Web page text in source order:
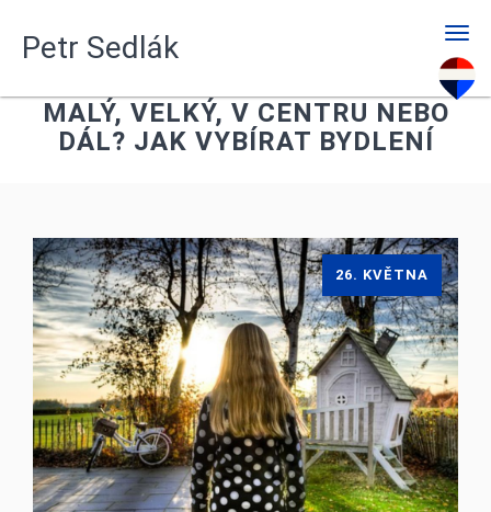
Petr Sedlák
MALÝ, VELKÝ, V CENTRU NEBO
DÁL? JAK VYBÍRAT BYDLENÍ
26. KVĚTNA